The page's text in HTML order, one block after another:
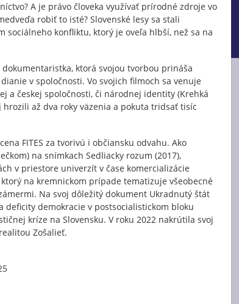
A je právo človeka využívať prírodné zdroje vo
robiť to isté? Slovenské lesy sa stali
sociálneho konfliktu, ktorý je oveľa hlbší, než sa na
ktorá svojou tvorbou prináša
v spoločnosti. Vo svojich filmoch sa venuje
a českej spoločnosti, či národnej identity (Krehká
až dva roky väzenia a pokuta tridsať tisíc
FITES za tvorivú i občiansku odvahu. Ako
na snímkach Sedliacky rozum (2017),
v priestore univerzít v čase komercializácie
na kremnickom prípade tematizuje všeobecné
Na svoj dôležitý dokument Ukradnutý štát
deficity demokracie v postsocialistickom bloku
kríze na Slovensku. V roku 2022 nakrútila svoj
Zošalieť.